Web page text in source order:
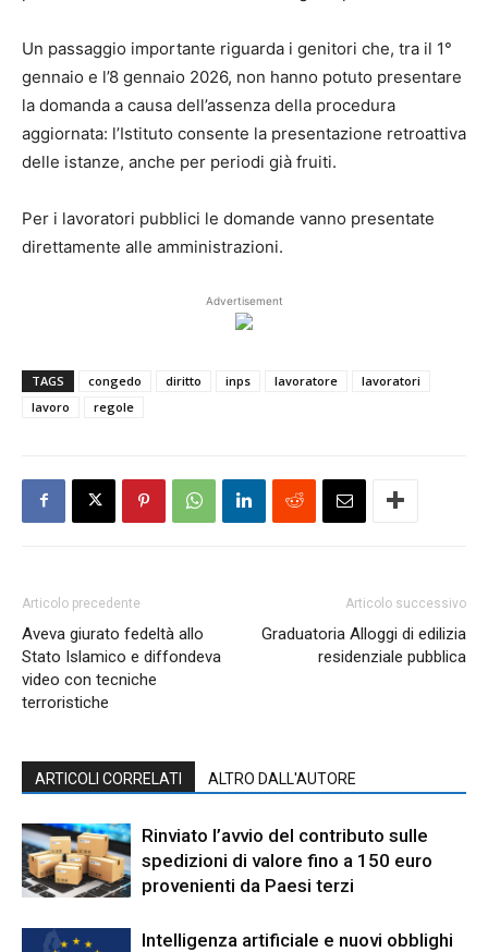
Un passaggio importante riguarda i genitori che, tra il 1°
gennaio e l’8 gennaio 2026, non hanno potuto presentare
la domanda a causa dell’assenza della procedura
aggiornata: l’Istituto consente la presentazione retroattiva
delle istanze, anche per periodi già fruiti.
Per i lavoratori pubblici le domande vanno presentate
direttamente alle amministrazioni.
Advertisement
TAGS congedo diritto inps lavoratore
lavoratori
lavoro
regole
Articolo precedente
Aveva giurato fedeltà allo
Stato Islamico e diffondeva
video con tecniche
terroristiche
Articolo successivo
Graduatoria Alloggi di edilizia
residenziale pubblica
ARTICOLI CORRELATI ALTRO DALL'AUTORE
Rinviato l’avvio del contributo sulle
spedizioni di valore fino a 150 euro
provenienti da Paesi terzi
Intelligenza artificiale e nuovi obblighi